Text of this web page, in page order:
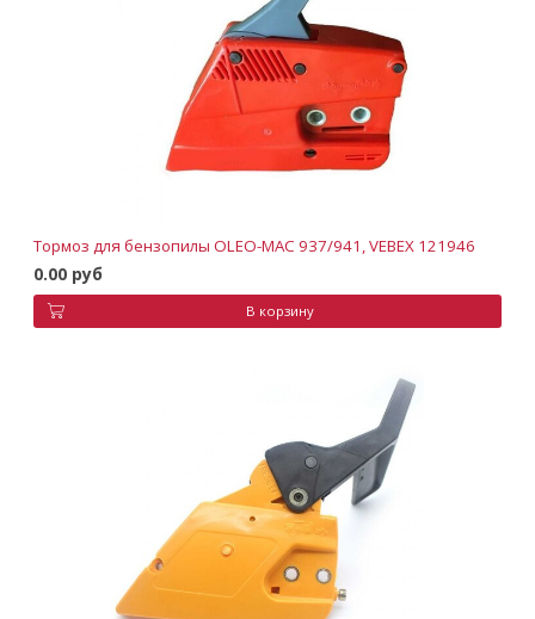
Тормоз для бензопилы OLEO-MAC 937/941, VEBEX 121946
0.00 руб
В корзину